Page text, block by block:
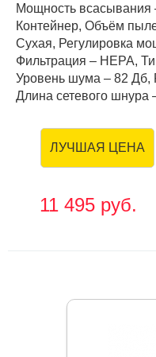
Мощность всасывания
Контейнер, Объём
Сухая, Регулировка
Фильтрация – HEPA,
Уровень шума – 82 Дб,
Длина сетевого шнура
ЛУЧШАЯ ЦЕНА
11 495 руб.